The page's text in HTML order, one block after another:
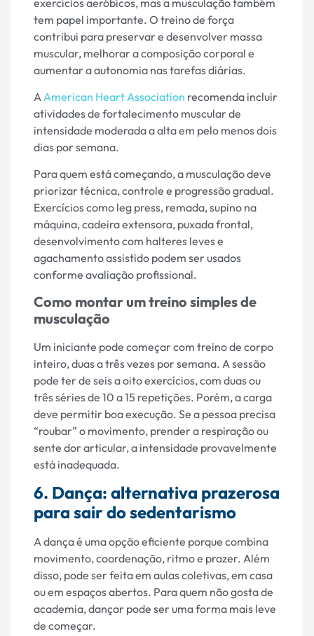
tem papel importante. O treino de força
contribui para preservar e desenvolver massa
muscular, melhorar a composição corporal e
aumentar a autonomia nas tarefas diárias.
AAmerican Heart Association recomenda incluir
atividades de fortalecimento muscular de
intensidade moderada a alta em pelo menos dois
dias por semana.
Para quem está começando, a musculação deve
priorizar técnica, controle e progressão gradual.
Exercícios como leg press, remada, supino na
máquina, cadeira extensora, puxada frontal,
desenvolvimento com halteres leves e
agachamento assistido podem ser usados
conforme avaliação profissional.
Como montar um treino simples de
musculação
Um iniciante pode começar com treino de corpo
inteiro, duas a três vezes por semana. A sessão
pode ter de seis a oito exercícios, com duas ou
três séries de 10 a 15 repetições. Porém, a carga
deve permitir boa execução. Se a pessoa precisa
“roubar” o movimento, prender a respiração ou
sente dor articular, a intensidade provavelmente
está inadequada.
6. Dança: alternativa prazerosa
para sair do sedentarismo
A dança é uma opção eficiente porque combina
movimento, coordenação, ritmo e prazer. Além
disso, pode ser feita em aulas coletivas, em casa
ou em espaços abertos. Para quem não gosta de
academia, dançar pode ser uma forma mais leve
de começar.